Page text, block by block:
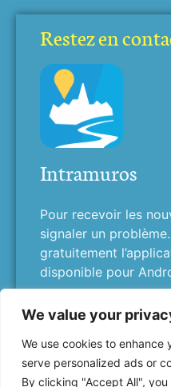
We value your
We use cookies to enhance
serve personalized ads or
By clicking "Accept All",
Restez en
Intramuros
Pour recevoir les
signaler un
gratuitement
disponible pour